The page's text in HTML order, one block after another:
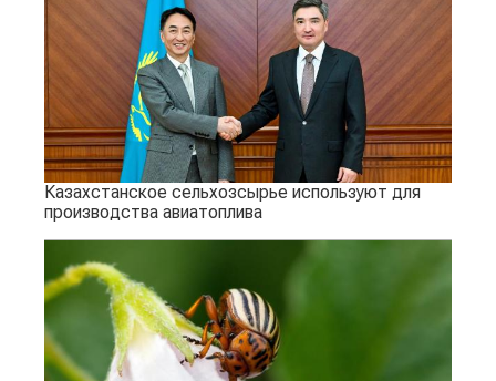
Казахстанское сельхозсырье используют для
производства авиатоплива